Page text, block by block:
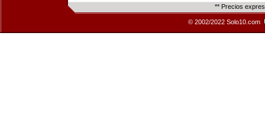
** Precios
© 2002/2022 Solo10.com